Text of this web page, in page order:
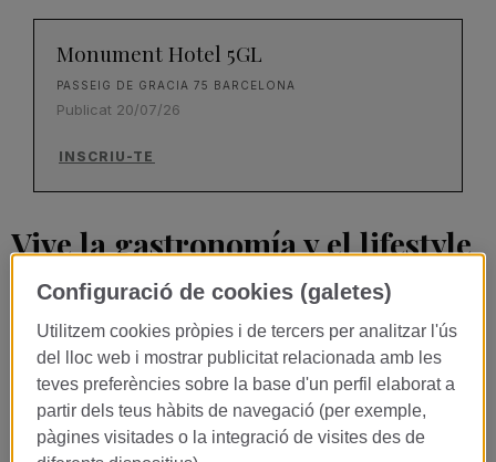
Monument Hotel 5GL
PASSEIG DE GRACIA 75 BARCELONA
Publicat 20/07/26
INSCRIU-TE
Vive la gastronomía y el lifestyle
desde una de las terrazas más
exclusivas de Barcelona
¿Te apasiona la hospitalidad, el trato con el cliente y los
espacios con personalidad?
Terraza Verbena, ubicada en la azotea del
emblemáticoMonument Hotel 5GL, busca incorporar
Configuració de cookies (galetes)
Utilitzem cookies pròpies i de tercers per analitzar l'ús
del lloc web i mostrar publicitat relacionada amb les
teves preferències sobre la base d'un perfil elaborat a
partir dels teus hàbits de navegació (per exemple,
pàgines visitades o la integració de visites des de